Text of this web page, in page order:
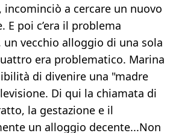
incominciò a cercare un nuovo
poi c’era il problema
un vecchio alloggio di una sola
era problematico. Marina
di divenire una "madre
Di qui la chiamata di
la gestazione e il
un alloggio decente...Non